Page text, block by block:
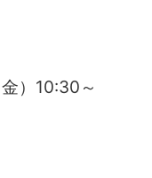
）10:30～